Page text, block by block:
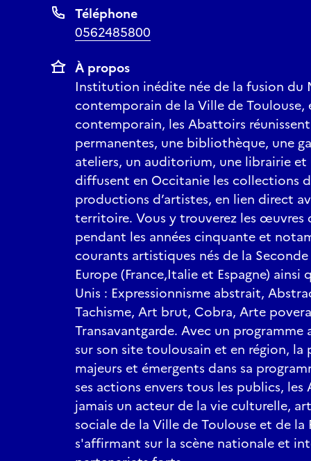
Téléphone
0562485800
À propos
Institution inédite née de la fusion du
contemporain de la Ville de
contemporain, les Abattoirs
permanentes, une bibliothèque, une
ateliers, un auditorium, une librairie
diffusent en Occitanie les collections
productions d’artistes, en lien direct
territoire. Vous y trouverez les œuvres
pendant les années cinquante et
courants artistiques nés de la
Europe (France,Italie et Espagne) ainsi
Unis : Expressionnisme abstrait,
Tachisme, Art brut, Cobra, Arte
Transavantgarde. Avec un
sur son site toulousain et en région, la
majeurs et émergents dans sa
ses actions envers tous les publics,
jamais un acteur de la vie culturelle,
sociale de la Ville de Toulouse et de
s'affirmant sur la scène nationale et